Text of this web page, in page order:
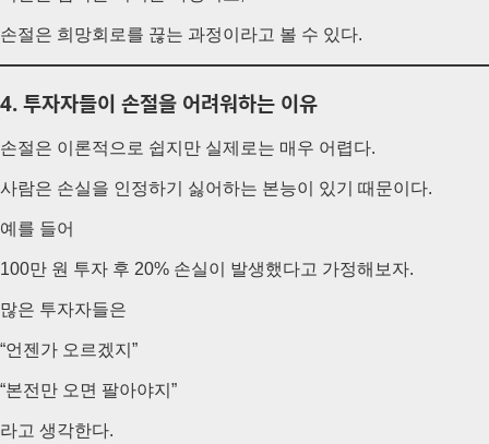
손절은 희망회로를 끊는 과정이라고 볼 수 있다.
4. 투자자들이 손절을 어려워하는 이유
손절은 이론적으로 쉽지만 실제로는 매우 어렵다.
사람은 손실을 인정하기 싫어하는 본능이 있기 때문이다.
예를 들어
100만 원 투자 후 20% 손실이 발생했다고 가정해보자.
많은 투자자들은
“언젠가 오르겠지”
“본전만 오면 팔아야지”
라고 생각한다.